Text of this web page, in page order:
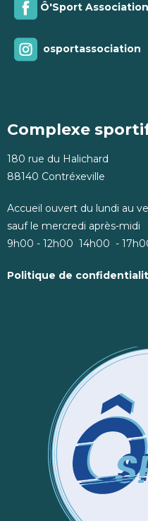
Ô'Sport Association
osportassociation
Complexe
180 rue du Halichard
88140 Contréxeville
Accueil ouvert du lundi au
sauf le mercredi après-midi
9h00 - 12h00 14h00 -
Politique de